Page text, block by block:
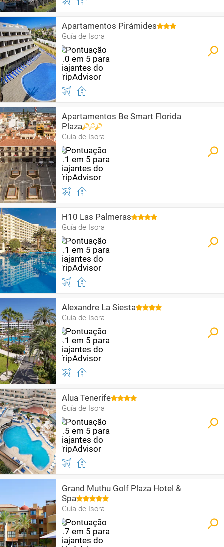
Apartamentos Pirámides
Guía de Isora
Apartamentos Be Smart Florida
Plaza
Guía de Isora
H10 Las Palmeras
Guía de Isora
Alexandre La Siesta
Guía de Isora
Alua Tenerife
Guía de Isora
Grand Muthu Golf Plaza Hotel &
Spa
Guía de Isora